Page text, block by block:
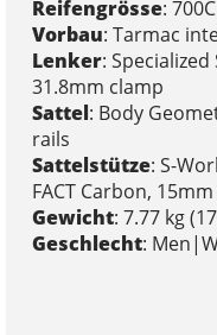
Reifengrösse: 700C
Vorbau: Tarmac
Lenker:
31.8mm clamp
Sattel: Body
rails
Sattelstütze: S-
FACT Carbon,
Gewicht: 7.77 kg
Geschlecht: